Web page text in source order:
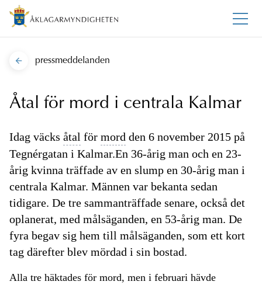
pressmeddelanden
Åtal för mord i centrala Kalmar
Idag väcks åtal för mord den 6 november 2015 på
Tegnérgatan i Kalmar.En 36-årig man och en 23-
årig kvinna träffade av en slump en 30-årig man i
centrala Kalmar. Männen var bekanta sedan
tidigare. De tre sammanträffade senare, också det
oplanerat, med målsäganden, en 53-årig man. De
fyra begav sig hem till målsäganden, som ett kort
tag därefter blev mördad i sin bostad.
Alla tre häktades för mord, men i februari hävde